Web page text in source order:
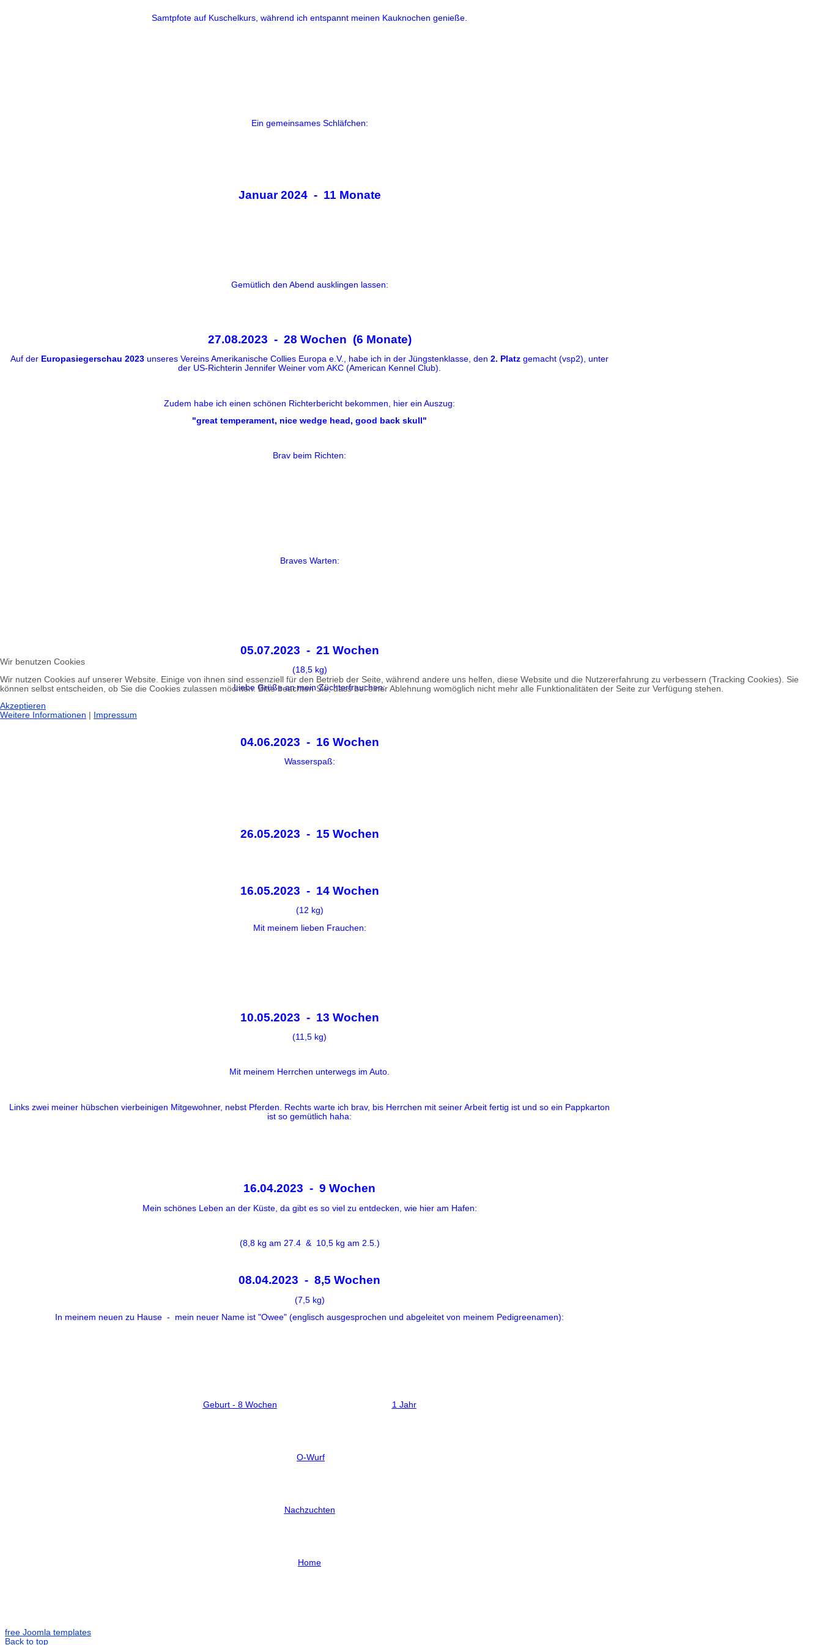
Samtpfote auf Kuschelkurs, während ich entspannt meinen Kauknochen genieße.
Ein gemeinsames Schläfchen:
Januar 2024 - 11 Monate
Gemütlich den Abend ausklingen lassen:
27.08.2023 - 28 Wochen (6 Monate)
Auf der Europasiegerschau 2023 unseres Vereins Amerikanische Collies Europa e.V., habe ich in der Jüngstenklasse, den 2. Platz gemacht (vsp2), unter
der US-Richterin Jennifer Weiner vom AKC (American Kennel Club).
Zudem habe ich einen schönen Richterbericht bekommen, hier ein Auszug:
"great temperament, nice wedge head, good back skull"
Brav beim Richten:
Braves Warten:
05.07.2023 - 21 Wochen
(18,5 kg)
Liebe Grüße an mein Züchterfrauchen:
04.06.2023 - 16 Wochen
Wasserspaß:
26.05.2023 - 15 Wochen
16.05.2023 - 14 Wochen
(12 kg)
Mit meinem lieben Frauchen:
10.05.2023 - 13 Wochen
(11,5 kg)
Mit meinem Herrchen unterwegs im Auto.
Links zwei meiner hübschen vierbeinigen Mitgewohner, nebst Pferden. Rechts warte ich brav, bis Herrchen mit seiner Arbeit fertig ist und so ein Pappkarton
ist so gemütlich haha:
16.04.2023 - 9 Wochen
Mein schönes Leben an der Küste, da gibt es so viel zu entdecken, wie hier am Hafen:
(8,8 kg am 27.4 & 10,5 kg am 2.5.)
08.04.2023 - 8,5 Wochen
(7,5 kg)
In meinem neuen zu Hause - mein neuer Name ist "Owee" (englisch ausgesprochen und abgeleitet von meinem Pedigreenamen):
Geburt - 8 Wochen 1 Jahr
O-Wurf
Nachzuchten
Home
free Joomla templates
Back to top
Wir benutzen Cookies
Wir nutzen Cookies auf unserer Website. Einige von ihnen sind essenziell für den Betrieb der Seite, während andere uns helfen, diese Website und die Nutzererfahrung zu verbessern (Tracking Cookies). Sie
können selbst entscheiden, ob Sie die Cookies zulassen möchten. Bitte beachten Sie, dass bei einer Ablehnung womöglich nicht mehr alle Funktionalitäten der Seite zur Verfügung stehen.
Akzeptieren
Weitere Informationen
Impressum